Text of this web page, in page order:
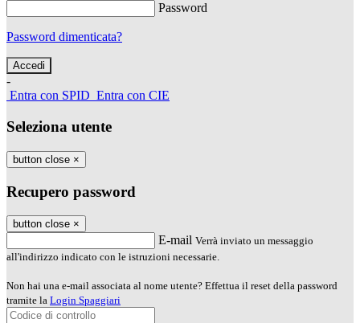
Password
Password dimenticata?
-
Entra con SPID Entra con CIE
Seleziona utente
button close ×
Recupero password
button close ×
E-mail Verrà inviato un messaggio
all'indirizzo indicato con le istruzioni necessarie.
Non hai una e-mail associata al nome utente? Effettua il reset della password
tramite la Login Spaggiari